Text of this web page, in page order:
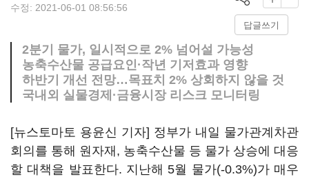
수정: 2021-06-01 08:56:56
답글쓰기
2분기 물가, 일시적으로 2% 넘어설 가능성
농축수산물 공급요인·작년 기저효과 영향
하반기 개선 전망…목표치 2% 상회하지 않을 것
국내외 실물경제·금융시장 리스크 모니터링
[뉴스토마토 용윤신 기자] 정부가 내일 물가관계차관
회의를 통해 원자재, 농축수산물 등 물가 상승에 대응
할 대책을 발표한다. 지난해 5월 물가(-0.3%)가 매우